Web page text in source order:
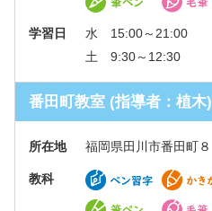
学習日
水 15:00～21:00
土 9:30～12:30
番田町教室 (指導者：植木)
所在地 福岡県田川市番田町８
教科